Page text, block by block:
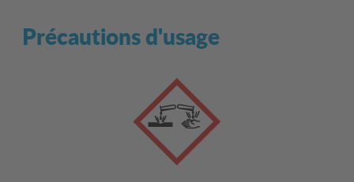
Précautions d'usage